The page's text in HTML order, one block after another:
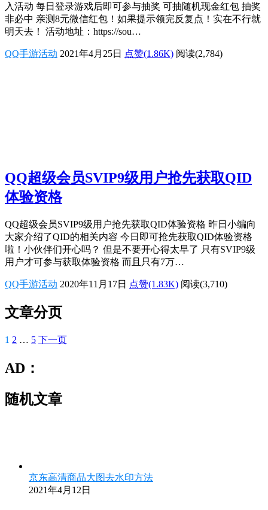
入活动 每日登录游戏后即可参与抽奖 可抽随机现金红包 抽奖
非必中 亲测8元微信红包！如果提示领完反复点！实在不行就
明天去！ 活动地址：https://sou…
QQ手游活动 2021年4月25日 点赞(1.86K) 阅读(2,784)
QQ超级会员SVIP9级用户抢先获取QID
体验资格
QQ超级会员SVIP9级用户抢先获取QID体验资格 昨日小编向
大家介绍了QID的相关内容 今日即可抢先获取QID体验资格
啦！小伙伴们开心吗？ 但是不要开心得太早了 只有SVIP9级
用户才可参与获取体验资格 而且只有7万…
QQ手游活动 2020年11月17日 点赞(1.83K) 阅读(3,710)
文章分页
1 2 … 5 下一页
AD：
随机文章
京东高清商品大图去水印方法
2021年4月12日